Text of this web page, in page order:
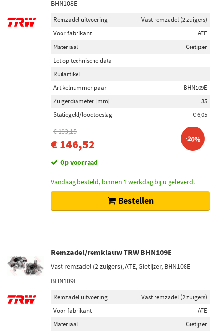
BHN108E
Remzadel uitvoering
Vast remzadel (2 zuigers)
Voor fabrikant
ATE
Materiaal
Gietijzer
Let op technische data
Ruilartikel
Artikelnummer paar
BHN109E
Zuigerdiameter [mm]
35
Statiegeld/loodtoeslag
€ 6,05
€ 183,15
€ 146,52 -20%
Op voorraad
Vandaag besteld, binnen 1 werkdag bij u geleverd.
Bestellen
Remzadel/remklauw TRW BHN109E
Vast remzadel (2 zuigers), ATE, Gietijzer, BHN108E
BHN109E
Remzadel uitvoering
Vast remzadel (2 zuigers)
Voor fabrikant
ATE
Materiaal
Gietijzer